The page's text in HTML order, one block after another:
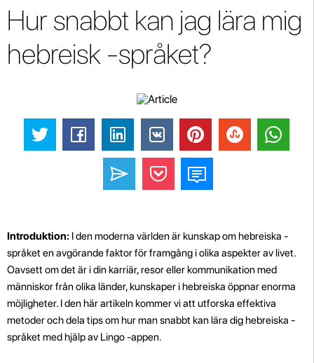
Hur snabbt kan jag lära mig
hebreisk -språket?
Introduktion: I den moderna världen är kunskap om hebreiska -
språket en avgörande faktor för framgång i olika aspekter av livet.
Oavsett om det är i din karriär, resor eller kommunikation med
människor från olika länder, kunskaper i hebreiska öppnar enorma
möjligheter. I den här artikeln kommer vi att utforska effektiva
metoder och dela tips om hur man snabbt kan lära dig hebreiska -
språket med hjälp av Lingo -appen.